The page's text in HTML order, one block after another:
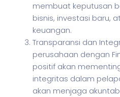
membuat keputusan
bisnis, investasi baru,
keuangan.
Transparansi dan
perusahaan dengan
positif akan
integritas dalam
akan menjaga